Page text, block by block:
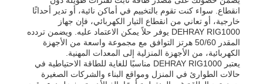
انقطاع. سواء كنت تقوم بالتخييم في أماكن نائية، أو تدير أحداثًا
خارجية، أو تعاني من انقطاع التيار الكهربائي، فإن جهاز
DEHRAY RIG1000 يوفر حلاً يمكن الاعتماد عليه. ويضمن تردده
المقدر 50/60 هرتز التوافق مع مجموعة واسعة من الأجهزة
الكهربائية، من الأجهزة المنزلية إلى المعدات المهنية.
يعتبر DEHRAY RIG1000 مناسبًا للغاية للطاقة الاحتياطية في
حالات الطوارئ في المنزل ومواقع البناء والشركات الصغيرة